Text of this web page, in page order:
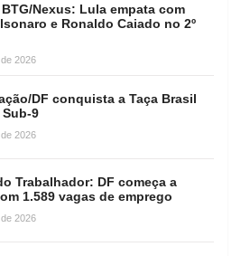
Nexus: Lula empata com
e Ronaldo Caiado no 2º
2026
DF conquista a Taça Brasil
9
2026
Trabalhador: DF começa a
1.589 vagas de emprego
2026